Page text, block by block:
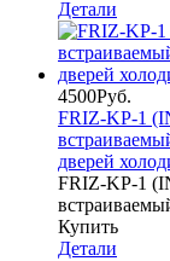
Детали
4500Руб.
FRIZ-KP-1
дверей
FRIZ-KP-1
Купить
Детали